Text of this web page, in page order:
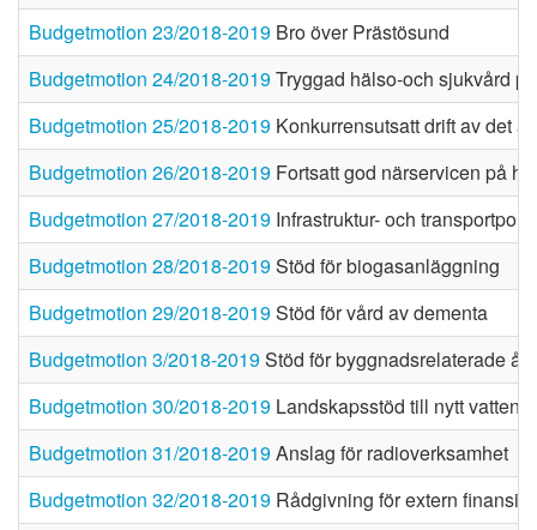
Budgetmotion 23/2018-2019 Bro över Prästösund
Budgetmotion 24/2018-2019Tryggad hälso-och sjukvård
Budgetmotion 25/2018-2019 Konkurrensutsatt drift av det
Budgetmotion 26/2018-2019 Fortsatt god närservicen på
Budgetmotion 27/2018-2019 Infrastruktur- och
Budgetmotion 28/2018-2019Stöd för biogasanläggning
Budgetmotion 29/2018-2019Stöd för vård av dementa
Budgetmotion 3/2018-2019Stöd för byggnadsrelaterade
Budgetmotion 30/2018-2019 Landskapsstöd till nytt
Budgetmotion 31/2018-2019Anslag för radioverksamhet
Budgetmotion 32/2018-2019 Rådgivning för extern